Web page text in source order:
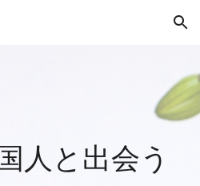
Skip to navigation
人と出会う